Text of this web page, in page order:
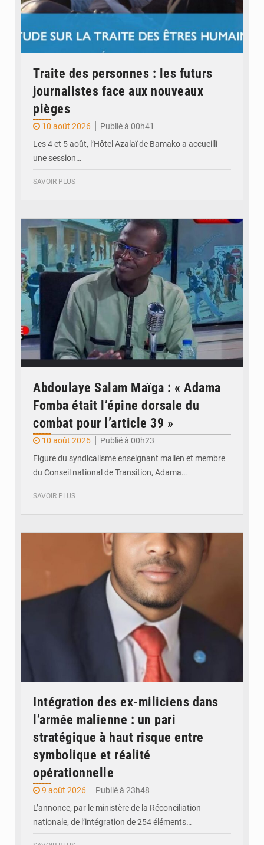
Traite des personnes : les futurs
journalistes face aux nouveaux
pièges
10 août 2026
Publié à 00h41
Les 4 et 5 août, l’Hôtel Azalaï de Bamako a accueilli
une session…
SAVOIR PLUS
© Internet
Abdoulaye Salam Maïga : « Adama
Fomba était l’épine dorsale du
combat pour l’article 39 »
10 août 2026
Publié à 00h23
Figure du syndicalisme enseignant malien et membre
du Conseil national de Transition, Adama…
SAVOIR PLUS
Intégration des ex-miliciens dans
l’armée malienne : un pari
stratégique à haut risque entre
symbolique et réalité
opérationnelle
9 août 2026
Publié à 23h48
L’annonce, par le ministère de la Réconciliation
nationale, de l’intégration de 254 éléments…